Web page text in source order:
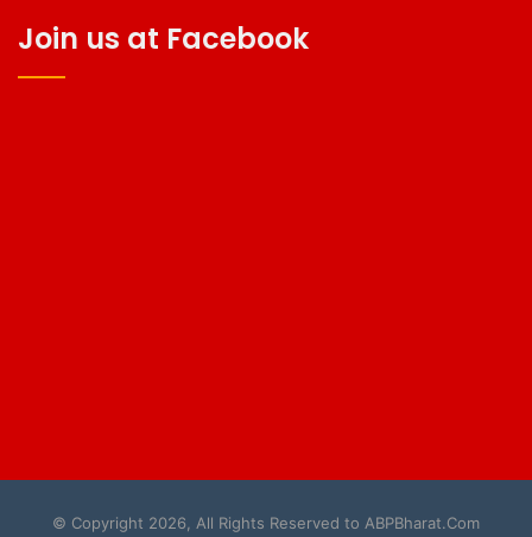
Join us at Facebook
© Copyright 2026, All Rights Reserved to ABPBharat.Com